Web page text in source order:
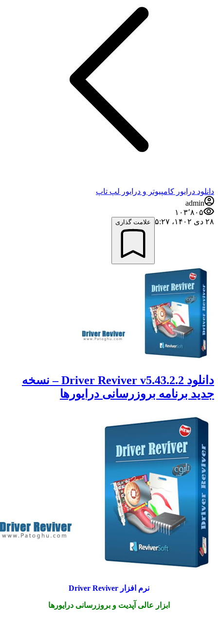
درایور کامپیوتر و درایور لپ تاپ
علامت گذاری
دانلود Driver Reviver v5.43.2.2 – نسخه
برنامه بروزرسانی درایورها
نرم افزار Driver Reviver
ابزار عالی آپدیت و بروزرسانی درایورها